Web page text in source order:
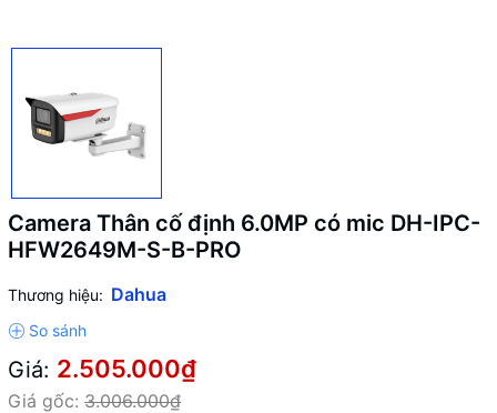
Camera Thân cố định 6.0MP có mic DH-IPC-
HFW2649M-S-B-PRO
Thương hiệu: Dahua
Giá: 2.505.000₫
Giá gốc: 3.006.000₫